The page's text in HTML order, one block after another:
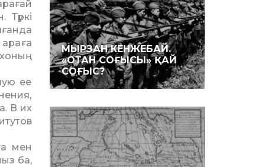
ее
В их
мен
ба,
МЫРЗАН КЕНЖЕБАЙ.
«ОТАН СОҒЫСЫ» ҚАЙ
СОҒЫС?